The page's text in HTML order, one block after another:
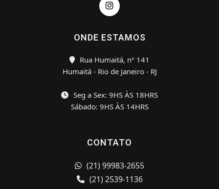
ONDE ESTAMOS
Rua Humaitá, nº 141
Humaitá - Rio de Janeiro - RJ
Seg a Sex: 9HS ÀS 18HRS
Sábado: 9HS ÀS 14HRS
CONTATO
(21) 99983-2655
(21) 2539-1136